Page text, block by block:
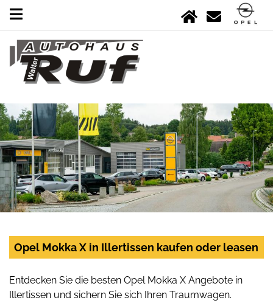
Opel Mokka X in Illertissen kaufen oder leasen
Entdecken Sie die besten Opel Mokka X Angebote in
Illertissen und sichern Sie sich Ihren Traumwagen.